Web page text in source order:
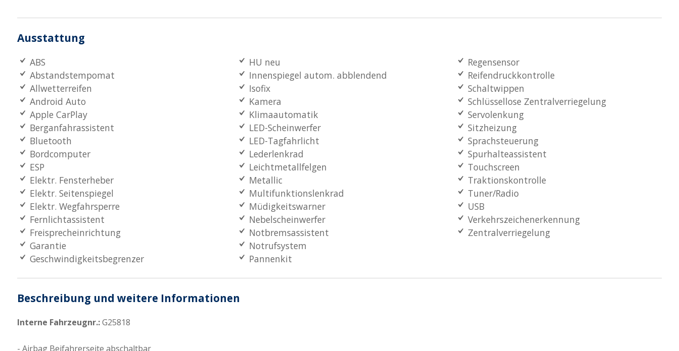
Ausstattung
ABS
Abstandstempomat
Allwetterreifen
Android Auto
Apple CarPlay
Berganfahrassistent
Bluetooth
Bordcomputer
ESP
Elektr. Fensterheber
Elektr. Seitenspiegel
Elektr. Wegfahrsperre
Fernlichtassistent
Freisprecheinrichtung
Garantie
Geschwindigkeitsbegrenzer
HU neu
Innenspiegel autom. abblendend
Isofix
Kamera
Klimaautomatik
LED-Scheinwerfer
LED-Tagfahrlicht
Lederlenkrad
Leichtmetallfelgen
Metallic
Multifunktionslenkrad
Müdigkeitswarner
Nebelscheinwerfer
Notbremsassistent
Notrufsystem
Pannenkit
Regensensor
Reifendruckkontrolle
Schaltwippen
Schlüssellose Zentralverriegelung
Servolenkung
Sitzheizung
Sprachsteuerung
Spurhalteassistent
Touchscreen
Traktionskontrolle
Tuner/Radio
USB
Verkehrszeichenerkennung
Zentralverriegelung
Beschreibung und weitere Informationen
Interne Fahrzeugnr.:G25818
Airbag Beifahrerseite abschaltbar